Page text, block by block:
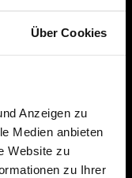
Über Cookies
Anzeigen zu
Medien anbieten
Website zu
zu Ihrer